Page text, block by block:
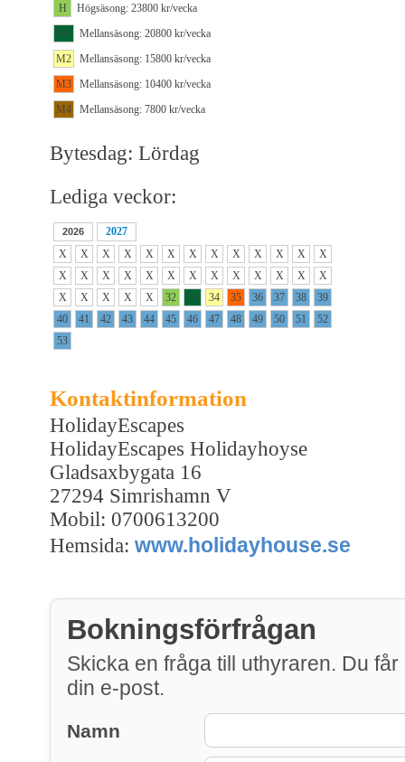
H
Högsäsong: 23800 kr/vecka
M1
Mellansäsong: 20800 kr/vecka
M2
Mellansäsong: 15800 kr/vecka
M3
Mellansäsong: 10400 kr/vecka
M4
Mellansäsong: 7800 kr/vecka
Bytesdag: Lördag
Lediga veckor:
2026
2027
X
X X X X X X X X X X X
X
X
X X X X X X X X X X X
X
X
X X X X 32 33 34 35 36 37 38
39
40
41 42 43 44 45 46 47 48 49 50 51
52
53
Kontaktinformation
HolidayEscapes
HolidayEscapes Holidayhoyse
Gladsaxbygata 16
27294 Simrishamn V
Mobil: 0700613200
Hemsida: www.holidayhouse.se
Bokningsförfrågan
Skicka en fråga till uthyraren. Du får
din e-post.
Namn